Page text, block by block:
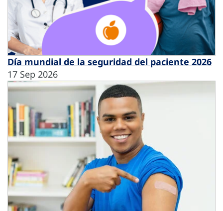
Día mundial de la seguridad del paciente 2026
17 Sep 2026